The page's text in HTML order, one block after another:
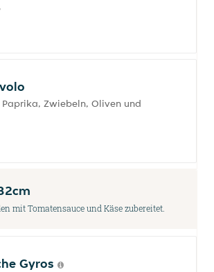
Zwiebeln, Oliven und
mit Tomatensauce und Käse zubereitet.
Gyros